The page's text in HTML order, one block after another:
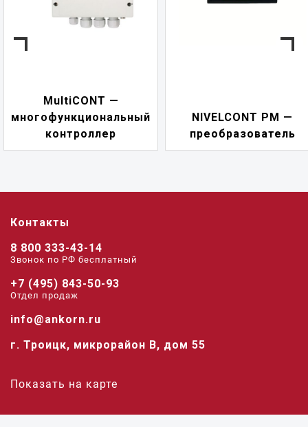
MultiCONT —
многофункциональный
контроллер
NIVELCONT PM —
преобразователь
Контакты
8 800 333-43-14
Звонок по РФ беcплатный
+7 (495) 843-50-93
Отдел продаж
info@ankorn.ru
г. Троицк, микрорайон В, дом 55
Показать на карте